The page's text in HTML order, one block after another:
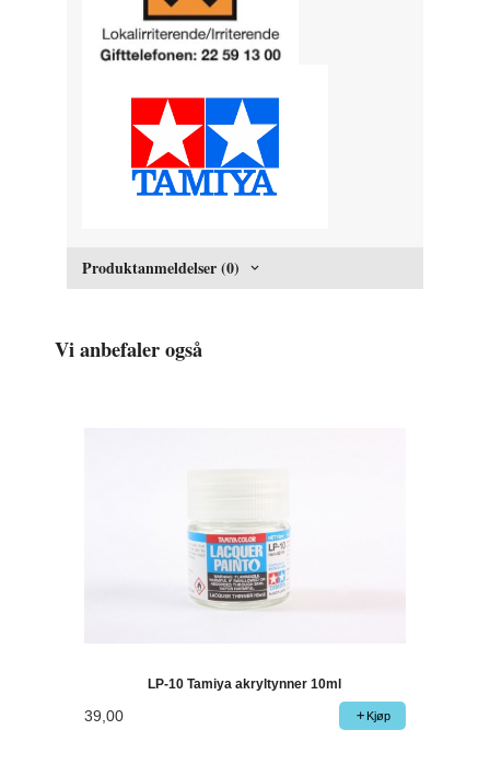
Produktanmeldelser (0)
Vi anbefaler også
LP-10 Tamiya akryltynner 10ml
39,00 Kjøp